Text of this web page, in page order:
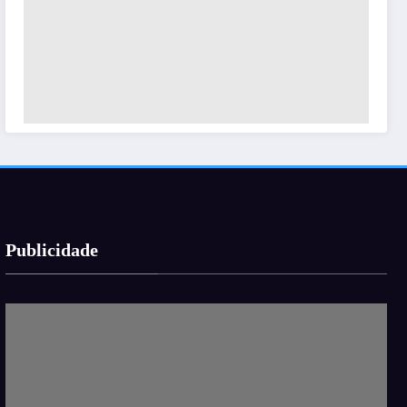
Publicidade